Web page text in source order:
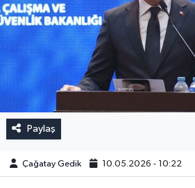
Paylaş
Çağatay Gedik 10.05.2026 - 10:22